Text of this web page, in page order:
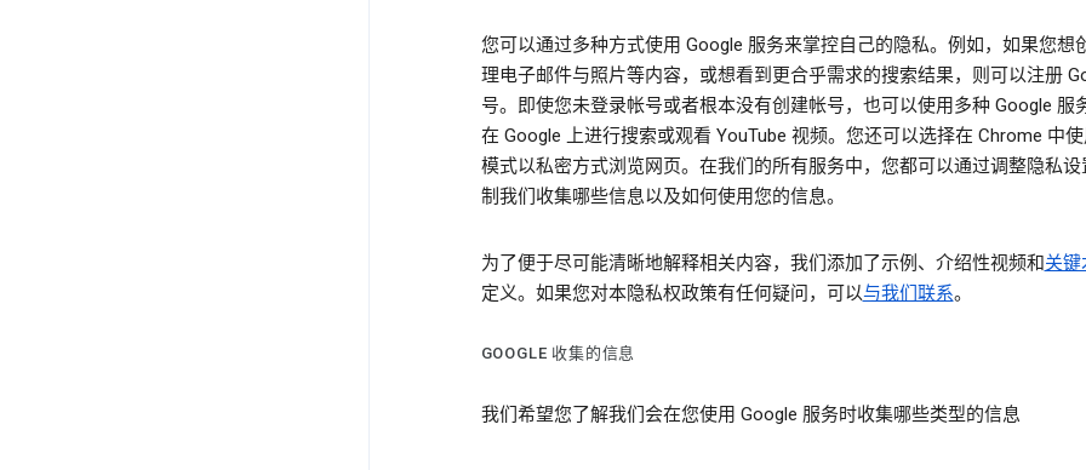
您可以通过多种方式使用 Google 服务来掌控自己的隐私。例如，如果您想
理电子邮件与照片等内容，或想看到更合乎需求的搜索结果，则可以注册
号。即使您未登录帐号或者根本没有创建帐号，也可以使用多种 Google 服
在 Google 上进行搜索或观看 YouTube 视频。您还可以选择在 Chrome 中
模式以私密方式浏览网页。在我们的所有服务中，您都可以通过调整隐私设
制我们收集哪些信息以及如何使用您的信息。
为了便于尽可能清晰地解释相关内容，我们添加了示例、介绍性视频和关键
定义。如果您对本隐私权政策有任何疑问，可以与我们联系。
GOOGLE 收集的信息
我们希望您了解我们会在您使用 Google 服务时收集哪些类型的信息